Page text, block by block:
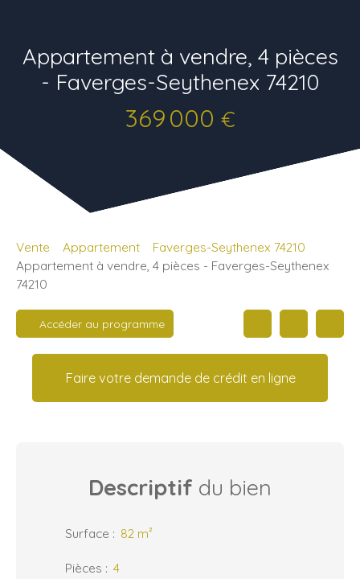
Appartement à vendre, 4 pièces
- Faverges-Seythenex 74210
369 000 €
Vente Appartement
Faverges-Seythenex 74210
Appartement à vendre, 4 pièces - Faverges-Seythenex
74210
Accéder au programme
Faire votre demande de crédit en ligne
Descriptif du bien
Surface : 82 m²
Pièces : 4